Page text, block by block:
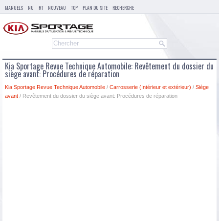
MANUELS NU RT NOUVEAU TOP PLAN DU SITE RECHERCHE
Kia Sportage Revue Technique Automobile: Revêtement du dossier du
siège avant: Procédures de réparation
Kia Sportage Revue Technique Automobile / Carrosserie (Intérieur et extérieur) / Siège
avant / Revêtement du dossier du siège avant: Procédures de réparation